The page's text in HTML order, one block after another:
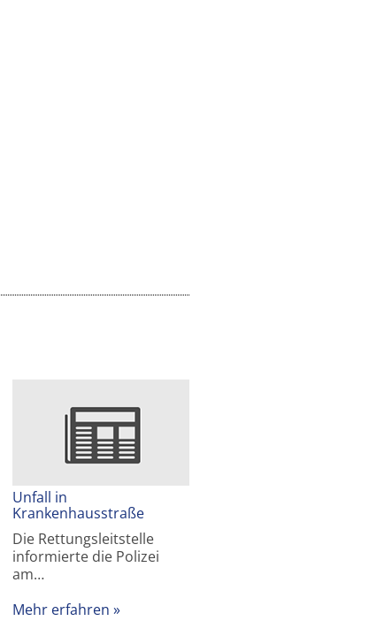
Unfall in
Krankenhausstraße
Die Rettungsleitstelle
informierte die Polizei
am…
Mehr erfahren